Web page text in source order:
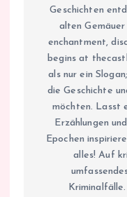
Geschichten
alten
enchantment,
begins at
als nur ein
die Geschichte
möchten. Lasst
Erzählungen
Epochen
alles! Auf